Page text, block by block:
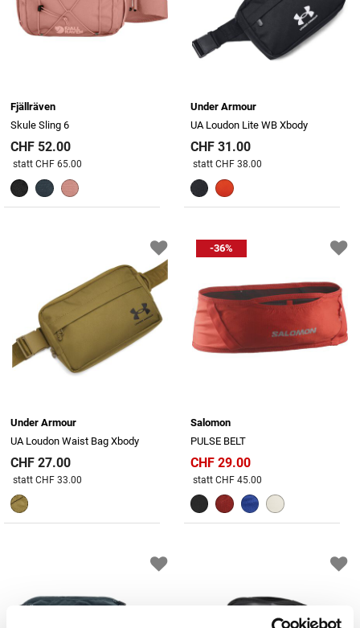
Fjällräven
Skule Sling 6
CHF 52.00
Preis reduziert von
statt CHF 65.00
Under Armour
UA Loudon Lite WB Xbody
CHF 31.00
Preis reduziert von
statt CHF 38.00
Under Armour
UA Loudon Waist Bag Xbody
CHF 27.00
Preis reduziert von
statt CHF 33.00
-36%
Salomon
PULSE BELT
CHF 29.00
Preis reduziert von
statt CHF 45.00